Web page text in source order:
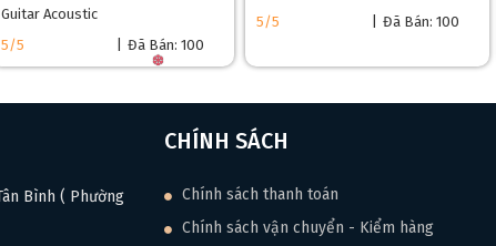
Guitar Acoustic
5/5
Đã Bán: 100
5/5
Đã Bán: 100
Bình ( Phường
CHÍNH SÁCH
Chính sách thanh toán
Chính sách vận chuyển - Kiểm hàng